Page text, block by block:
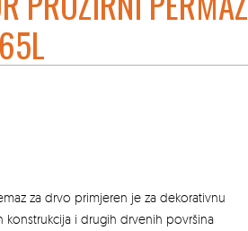
za drvo primjeren je za dekorativnu
konstrukcija i drugih drvenih površina